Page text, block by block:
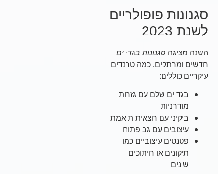
סגנונות פופולריים
לשנת 2023
השנה מציגהסגנונות בגדי ים
חדשים ומרתקים. כמה טרנדים
עיקריים כוללים:
בגד ים שלם עם גזרות
מודרניות
ביקיני עם חצאית תואמת
עיצובים עם גב פתוח
פטנטים עיצוביים כמו
תיקונים או חיתוכים
שונים